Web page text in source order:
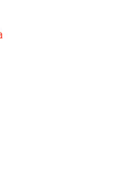
de convertirse
el Sevilla FC por
de Robbie